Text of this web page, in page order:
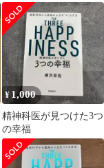
¥ 1,000
精神科医が見つけた3つ
の幸福